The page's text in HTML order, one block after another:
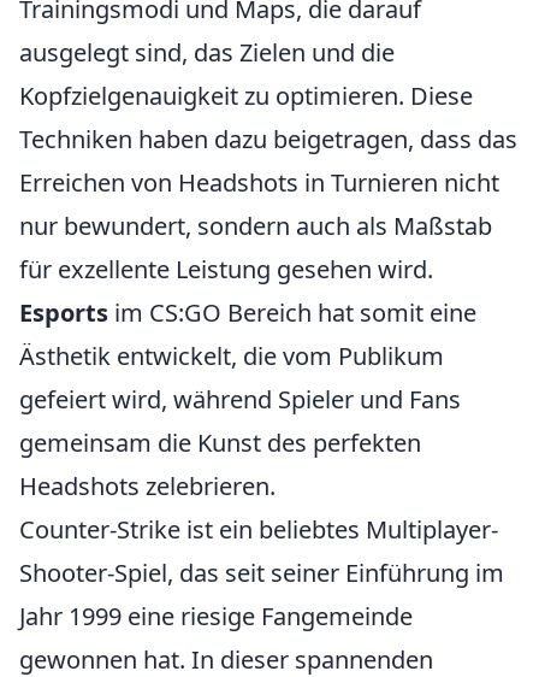
Trainingsmodi und Maps, die darauf
ausgelegt sind, das Zielen und die
Kopfzielgenauigkeit zu optimieren. Diese
Techniken haben dazu beigetragen, dass das
Erreichen von Headshots in Turnieren nicht
nur bewundert, sondern auch als Maßstab
für exzellente Leistung gesehen wird.
Esports im CS:GO Bereich hat somit eine
Ästhetik entwickelt, die vom Publikum
gefeiert wird, während Spieler und Fans
gemeinsam die Kunst des perfekten
Headshots zelebrieren.
Counter-Strike ist ein beliebtes Multiplayer-
Shooter-Spiel, das seit seiner Einführung im
Jahr 1999 eine riesige Fangemeinde
gewonnen hat. In dieser spannenden